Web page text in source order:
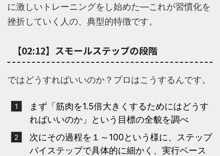
に激しいトレーニングをし始めた―これが習慣化を
挫折していく人の、典型的特徴です。
【02:12】スモールステップの段階
ではどうすればいいのか？プロはこうするんです。
まず「筋肉を1.5倍大きくするためにはどうす
ればいいのか」という目標の全貌を調べ
次にその過程を１～100という様に、ステップ
バイステップで具体的に細かく、実行ベース